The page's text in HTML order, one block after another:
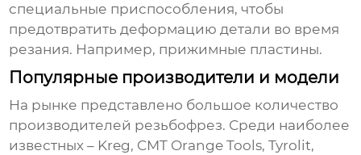
специальные приспособления, чтобы
предотвратить деформацию детали во время
резания. Например, прижимные пластины.
Популярные производители и модели
На рынке представлено большое количество
производителей резьбофрез. Среди наиболее
известных – Kreg, CMT Orange Tools, Tyrolit,